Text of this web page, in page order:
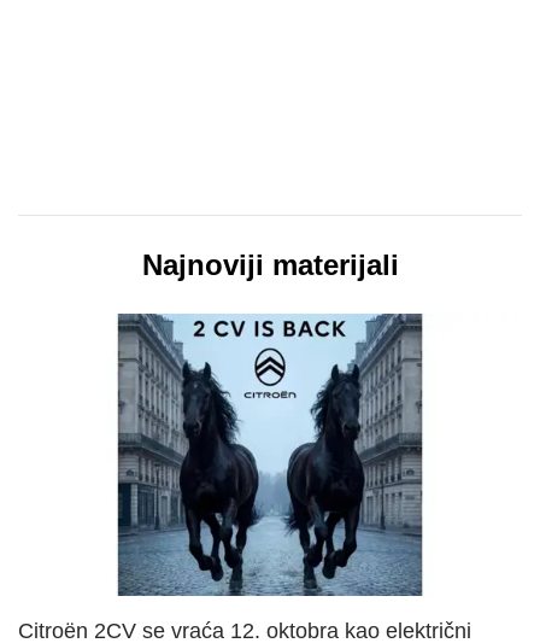
Najnoviji materijali
Citroën 2CV se vraća 12. oktobra kao električni